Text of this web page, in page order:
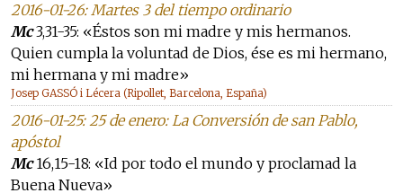
2016-01-26: Martes 3 del tiempo ordinario
Mc3,31-35: «Éstos son mi madre y mis hermanos.
Quien cumpla la voluntad de Dios, ése es mi hermano,
mi hermana y mi madre»
Josep GASSÓ i Lécera (Ripollet, Barcelona, España)
2016-01-25: 25 de enero: La Conversión de san Pablo,
apóstol
Mc16,15-18: «Id por todo el mundo y proclamad la
Buena Nueva»